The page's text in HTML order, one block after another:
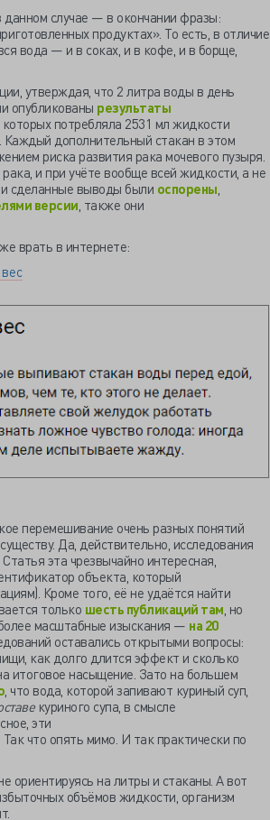
данном случае — в окончании фразы:
продуктах». То есть, в отличие
вода — и в соках, и в кофе, и в борще,
утверждая, что 2 литра воды в день
опубликованы результаты
потребляла 2531 мл жидкости
дополнительный стакан в этом
риска развития рака мочевого пузыря.
и при учёте вообще всей жидкости, а не
сделанные выводы были оспорены,
версии, также они
врать в интернете:
перемешивание очень разных понятий
Да, действительно, исследования
Статья эта чрезвычайно интересная,
объекта, который
Кроме того, её не удаётся найти
только шесть публикаций там , но
масштабные изыскания — на 20
оставались открытыми вопросы:
как долго длится эффект и сколько
итоговое насыщение. Зато на большем
, что вода, которой запивают куриный суп,
куриного супа, в смысле
эти
Так что опять мимо. И так практически по
ориентируясь на литры и стаканы. А вот
объёмов жидкости, организм